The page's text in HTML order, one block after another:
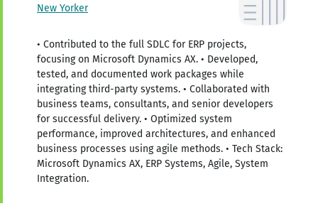
New Yorker
• Contributed to the full SDLC for ERP projects,
focusing on Microsoft Dynamics AX. • Developed,
tested, and documented work packages while
integrating third-party systems. • Collaborated with
business teams, consultants, and senior developers
for successful delivery. • Optimized system
performance, improved architectures, and enhanced
business processes using agile methods. • Tech Stack:
Microsoft Dynamics AX, ERP Systems, Agile, System
Integration.